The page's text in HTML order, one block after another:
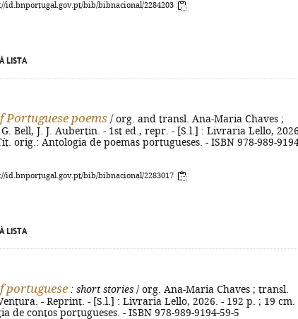
id.bnportugal.gov.pt/bib/bibnacional/2284203
LISTA
Portuguese poems / org. and transl. Ana-Maria Chaves ;
Bell, J. J. Aubertin. - 1st ed., repr. - [S.l.] : Livraria Lello,
orig.: Antologia de poemas portugueses. - ISBN 978-989-
id.bnportugal.gov.pt/bib/bibnacional/2283017
LISTA
portuguese : short stories / org. Ana-Maria Chaves ; transl.
- Reprint. - [S.l.] : Livraria Lello, 2026. - 192 p. ; 19 cm.
de contos portugueses. - ISBN 978-989-9194-59-5